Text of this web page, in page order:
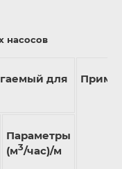
насосов
для
Параметры
(м3/час)/м